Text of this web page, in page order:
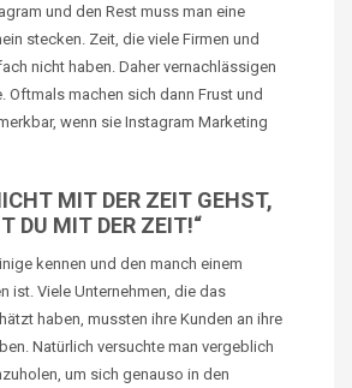
und den Rest muss man eine
stecken. Zeit, die viele Firmen und
nicht haben. Daher vernachlässigen
Oftmals machen sich dann Frust und
wenn sie Instagram Marketing
MIT DER ZEIT GEHST,
DU MIT DER ZEIT!“
kennen und den manch einem
ist. Viele Unternehmen, die das
haben, mussten ihre Kunden an ihre
Natürlich versuchte man vergeblich
um sich genauso in den